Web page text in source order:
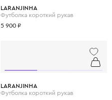
LARANJINHA
Футболка короткий рукав
5 900 ₽
LARANJINHA
Футболка короткий рукав